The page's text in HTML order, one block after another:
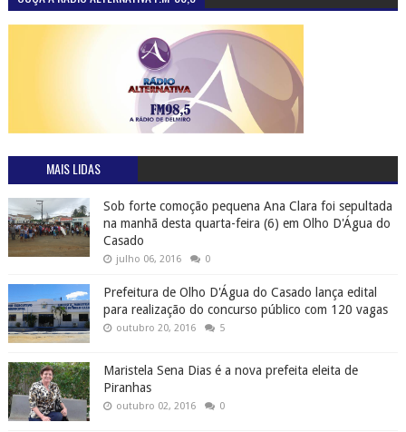
MAIS LIDAS
Sob forte comoção pequena Ana Clara foi sepultada
na manhã desta quarta-feira (6) em Olho D'Água do
Casado
julho 06, 2016 0
Prefeitura de Olho D'Água do Casado lança edital
para realização do concurso público com 120 vagas
outubro 20, 2016 5
Maristela Sena Dias é a nova prefeita eleita de
Piranhas
outubro 02, 2016 0